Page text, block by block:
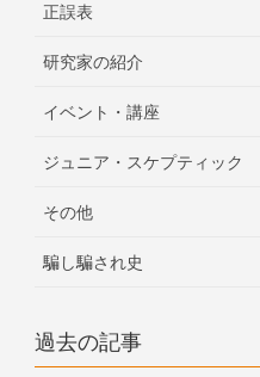
正誤表
研究家の紹介
イベント・講座
ジュニア・スケプティック
その他
騙し騙され史
過去の記事